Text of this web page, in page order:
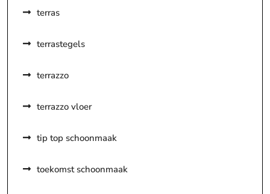
terras
terrastegels
terrazzo
terrazzo vloer
tip top schoonmaak
toekomst schoonmaak